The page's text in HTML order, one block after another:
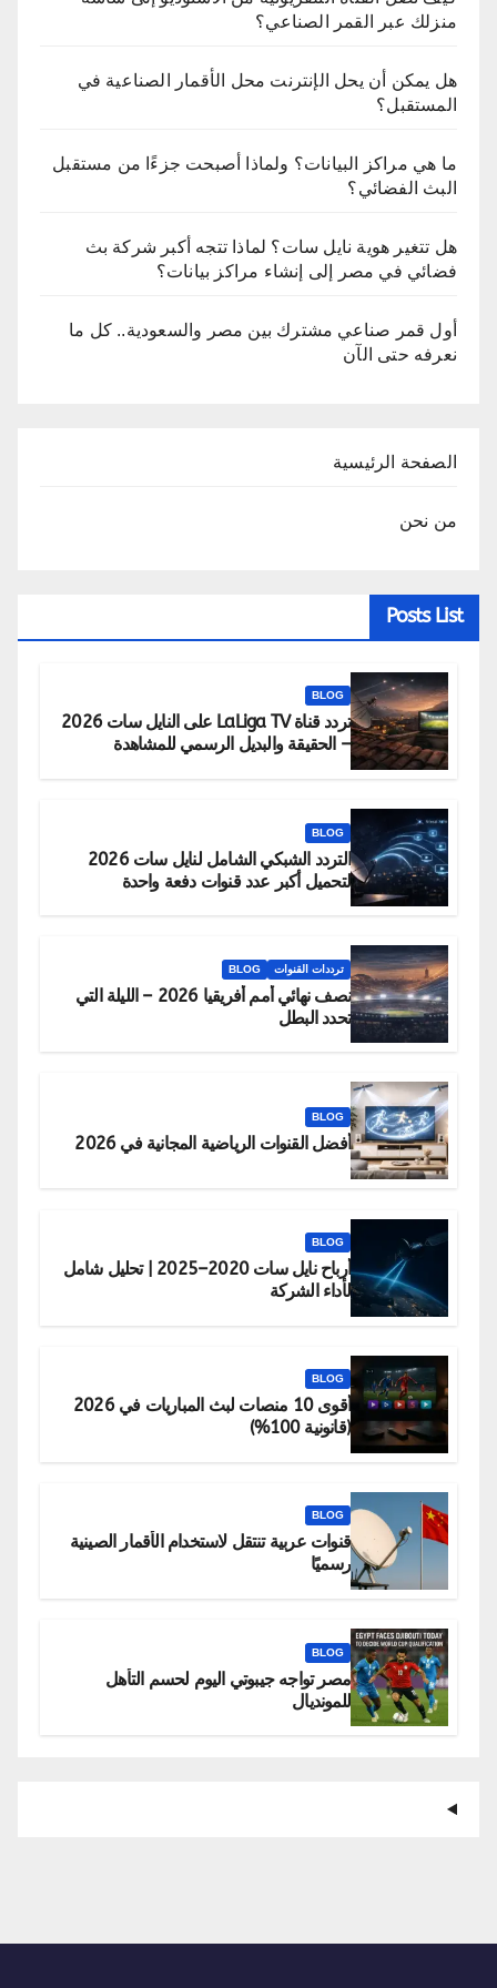
منزلك عبر القمر الصناعي؟
هل يمكن أن يحل الإنترنت محل الأقمار الصناعية في
المستقبل؟
ما هي مراكز البيانات؟ ولماذا أصبحت جزءًا من مستقبل
البث الفضائي؟
هل تتغير هوية نايل سات؟ لماذا تتجه أكبر شركة بث
فضائي في مصر إلى إنشاء مراكز بيانات؟
أول قمر صناعي مشترك بين مصر والسعودية.. كل ما
نعرفه حتى الآن
الصفحة الرئيسية
من نحن
Posts List
BLOG
تردد قناة LaLiga TV على النايل سات 2026
– الحقيقة والبديل الرسمي للمشاهدة
BLOG
التردد الشبكي الشامل لنايل سات 2026
لتحميل أكبر عدد قنوات دفعة واحدة
ترددات القنوات BLOG
نصف نهائي أمم أفريقيا 2026 – الليلة التي
تحدد البطل
BLOG
أفضل القنوات الرياضية المجانية في 2026
BLOG
أرباح نايل سات 2020–2025 | تحليل شامل
لأداء الشركة
BLOG
أقوى 10 منصات لبث المباريات في 2026
(قانونية 100%)
BLOG
قنوات عربية تنتقل لاستخدام الأقمار الصينية
رسميًا
BLOG
مصر تواجه جيبوتي اليوم لحسم التأهل
للمونديال